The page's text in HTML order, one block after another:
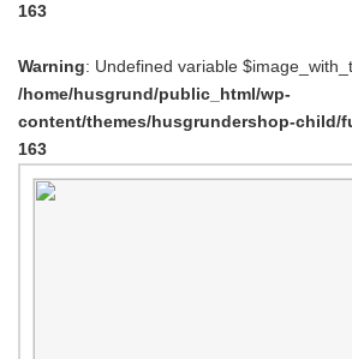
163
Warning: Undefined variable
/home/husgrund/public_html/wp-
content/themes/husgrundershop-child/
163